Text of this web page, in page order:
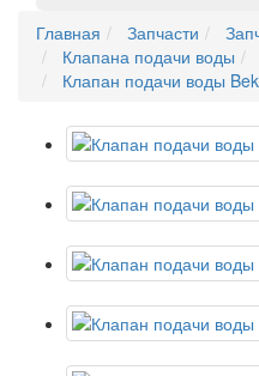
Главная Запчасти
Клапана подачи воды
Клапан подачи воды